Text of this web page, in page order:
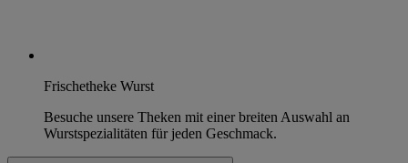
Frischetheke Wurst
Besuche unsere Theken mit einer breiten Auswahl an
Wurstspezialitäten für jeden Geschmack.